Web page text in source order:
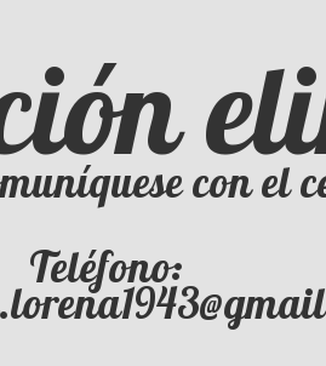
con el
Teléfono: